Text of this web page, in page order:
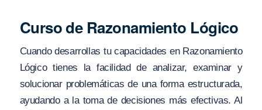
Curso de Razonamiento Lógico
Cuando desarrollas tu capacidades en Razonamiento
Lógico tienes la facilidad de analizar, examinar y
solucionar problemáticas de una forma estructurada,
ayudando a la toma de decisiones más efectivas. Al